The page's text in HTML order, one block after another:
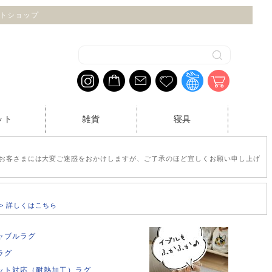
ショップ
ト 雑貨 寝具
さまには大変ご迷惑をおかけしますが、ご了承のほど宜しくお願い申し上げ
詳しくはこちら
ブルラグ
グ
ト対応（耐熱加工）ラグ